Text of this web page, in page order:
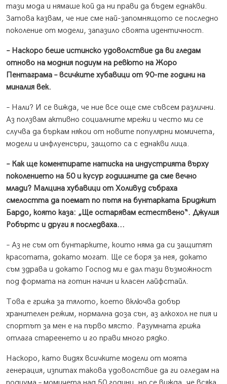
тази мода и нямаше кой да ни прави да бъдем еднакви.
Затова казвам, че ние сме най-запомнящото се последно
поколение от модели, запазило своята идентичност.
– Наскоро беше истинско удоволствие да ви гледам
отново на модния подиум на ревюто на Жоро
Пентаграма – всичките хубавици от 90-те години на
миналия век.
– Нали? И се вижда, че ние все още сме съвсем различни.
Аз ползвам активно социалните мрежи и често ми се
случва да бъркам някои от новите популярни момичета,
модели и инфлуенсъри, защото са с еднакви лица.
– Как ще коментирате натиска на индустрията върху
поколението на 50 и кусур годишните да сме вечно
млади? Малцина хубавици от Холивуд събраха
смелостта да поемат по пътя на бунтарката Бриджит
Бардо, която каза: „Ще остарявам естествено“. Джулия
Робъртс и други я последваха...
– Аз не съм от бунтарките, които няма да си защитят
красотата, докато могат. Ще се боря за нея, докато
съм здрава и докато Господ ми е дал тази възможност
под формата на готин начин и класен лайфстайл.
Това е грижа за тялото, което включва добър
хранителен режим, нормална доза сън, аз алкохол не пия и
спортът за мен е на първо място. Разумната грижа
отлага стареенето и го прави много рядко.
Наскоро, като видях всичките модели от моята
генерация, изпитах такова удоволствие да ги огледам на